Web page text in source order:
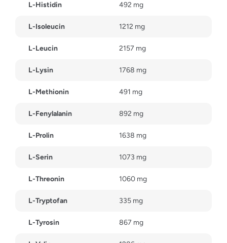
L-Histidin 492 mg
L-Isoleucin 1212 mg
L-Leucin 2157 mg
L-Lysin 1768 mg
L-Methionin 491 mg
L-Fenylalanin 892 mg
L-Prolin 1638 mg
L-Serin 1073 mg
L-Threonin 1060 mg
L-Tryptofan 335 mg
L-Tyrosin 867 mg